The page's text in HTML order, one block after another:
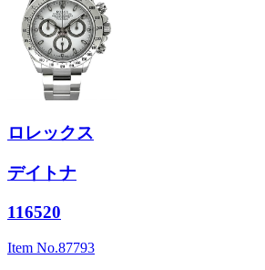
ロレックス
デイトナ
116520
Item No.87793